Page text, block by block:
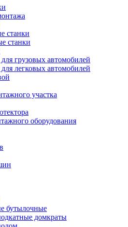
станки
станки
грузовых автомобилей
легковых автомобилей
участка
оборудования
бутылочные
домкраты